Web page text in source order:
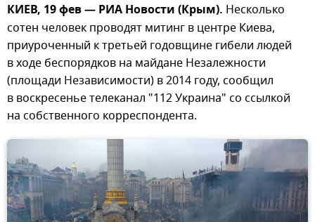
КИЕВ, 19 фев — РИА Новости (Крым). Несколько
сотен человек проводят митинг в центре Киева,
приуроченный к третьей годовщине гибели людей
в ходе беспорядков на майдане Незалежности
(площади Независимости) в 2014 году, сообщил
в воскресенье телеканал "112 Украина" со ссылкой
на собственного корреспондента.